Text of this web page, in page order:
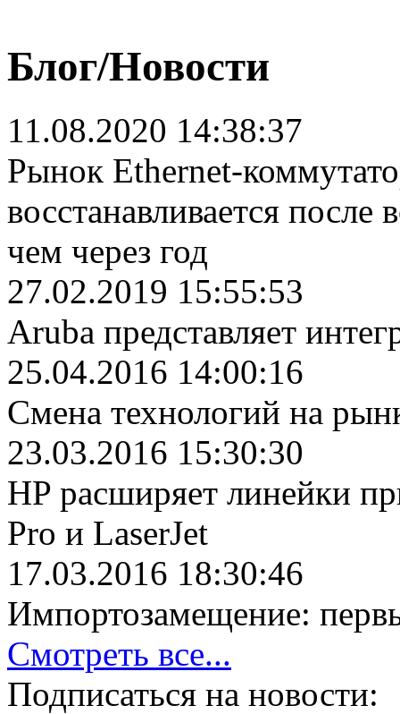
Блог/Новости
11.08.2020 14:38:37
Рынок Ethernet-
восстанавливается
чем через год
27.02.2019 15:55:53
Aruba представляет
25.04.2016 14:00:16
Cмена технологий на
23.03.2016 15:30:30
HP расширяет линейки
Pro и LaserJet
17.03.2016 18:30:46
Импортозамещение:
Смотреть все...
Подписаться на новости: